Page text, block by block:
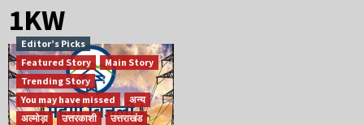
1KW
Editor’s Picks
Featured Story
Main Story
Trending Story
You may have missed
अन्य
अल्मोड़ा
उत्तरकाशी
उत्तराखंड